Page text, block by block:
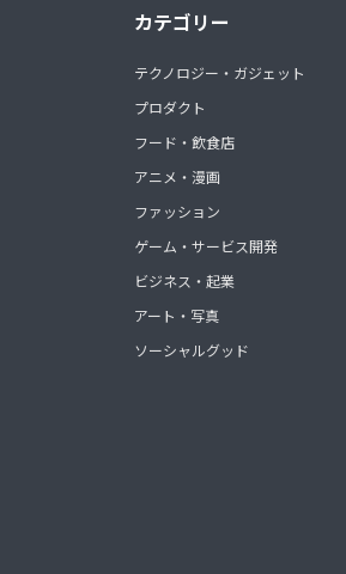
カテゴリー
テクノロジー・ガジェット
プロダクト
フード・飲食店
アニメ・漫画
ファッション
ゲーム・サービス開発
ビジネス・起業
アート・写真
ソーシャルグッド